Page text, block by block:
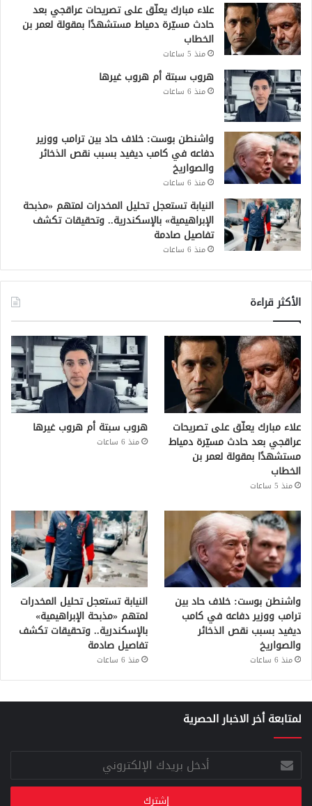
علاء مبارك يعلّق على تصريحات عراقجي بعد
حادث مسيّرة دمياط مستشهدًا بمقولة لعمر بن
الخطاب
منذ 5 ساعات
هروب سبتة أم هروب غيرها
منذ 6 ساعات
واشنطن بوست: خلاف حاد بين ترامب ووزير
دفاعه في كامب ديفيد بسبب نقص الذخائر
والصواريخ
منذ 6 ساعات
النيابة تستعجل تحليل المخدرات لمتهم «مذبحة
الإبراهيمية» بالإسكندرية.. وتحقيقات تكشف
تفاصيل صادمة
منذ 6 ساعات
الأكثر قراءة
علاء مبارك يعلّق على تصريحات
عراقجي بعد حادث مسيّرة دمياط
مستشهدًا بمقولة لعمر بن
الخطاب
منذ 5 ساعات
هروب سبتة أم هروب غيرها
منذ 6 ساعات
واشنطن بوست: خلاف حاد بين
ترامب ووزير دفاعه في كامب
ديفيد بسبب نقص الذخائر
والصواريخ
منذ 6 ساعات
النيابة تستعجل تحليل المخدرات
لمتهم «مذبحة الإبراهيمية»
بالإسكندرية.. وتحقيقات تكشف
تفاصيل صادمة
منذ 6 ساعات
لمتابعة أخر الاخبار الحصرية
أدخل
بريدك
الإلكتروني